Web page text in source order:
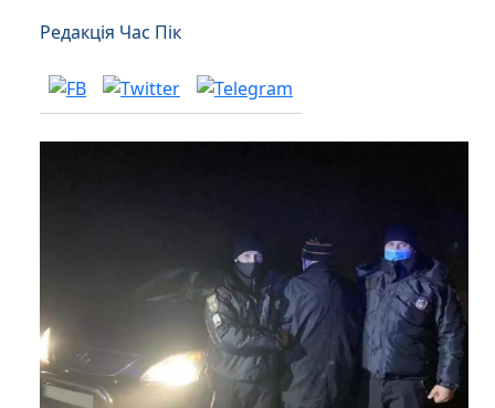
Редакція Час Пік